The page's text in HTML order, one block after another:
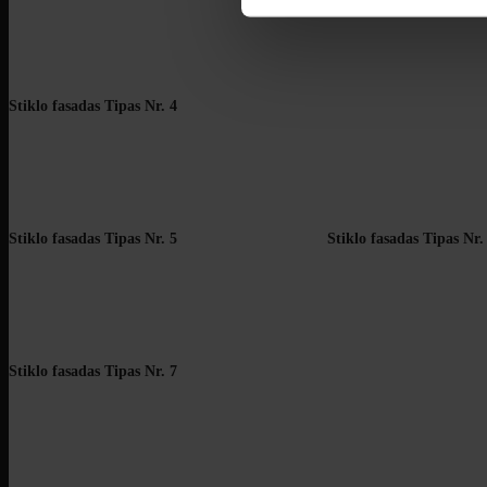
Stiklo fasadas Tipas Nr. 4
Stiklo fasadas Tipas Nr. 5 Stiklo fasadas Tipas Nr.
Stiklo fasadas Tipas Nr. 7